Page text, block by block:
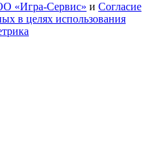
«Игра-Сервис» и Согласие
в целях использования